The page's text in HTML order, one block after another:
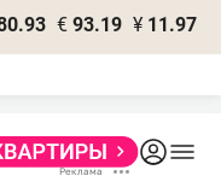
€ 93.19 ¥ 11.97